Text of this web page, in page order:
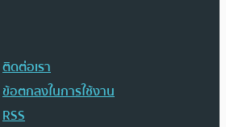
ติดต่อเรา
ข้อตกลงในการใช้งาน
RSS